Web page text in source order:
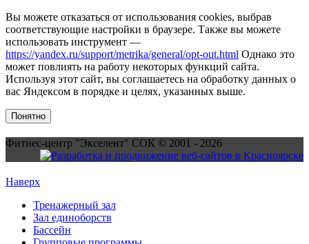
Вы можете отказаться от использования cookies, выбрав
соответствующие настройки в браузере. Также вы можете
использовать инструмент —
https://yandex.ru/support/metrika/general/opt-out.html Однако это
может повлиять на работу некоторых функций сайта.
Используя этот сайт, вы соглашаетесь на обработку данных о
вас Яндексом в порядке и целях, указанных выше.
Понятно
Фитнес-центр "Экселент" СОК © 2001 - 2026
Наверх
Тренажерный зал
Зал единоборств
Бассейн